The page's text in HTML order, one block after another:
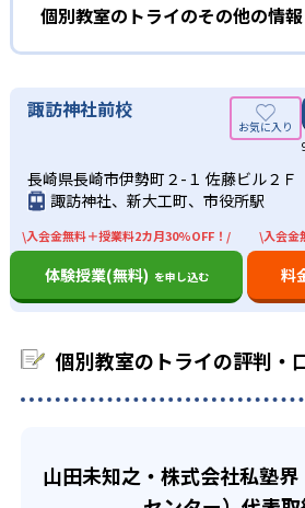
に定着させる学習法も行われている。
02
AI学習診断を基にした専用カ
的に学習
能にした、トライ式AI学習診断が受け
観的な弱点分析の結果を基に、プロの
ども専用の学習カリキュラムを作成
元の受験情報や学校事情にも精通し
最適な学習内容を提示してくれる。
専用カリキュラムによって現状と目
る。これによって、勉強目標達成まで
講師間の理解の認識の差を埋められ
魅力。1回の授業で本質的に理解でき
めることができる。
プロが立てた効率的カリキュラ
目標達成のために勉強する際には、目
画を立てることが重要。しかし勉強計
い子どもも多く、無理なスケジュー
折してしまったりしがちになる。
個別教室のトライでは、AI学力診断
科目を判定できる。それを基に指導
べきかをカリキュラムで可視化してく
しており、その中から子どもと相性
教育プランナーも、子どものメンタ
施している。受験情報の提供なども
向けてきめ細かいサポートを受けら
どんなデメリットが
デメリットについては特に見当たらな
個別教室のトライは、サイトでは各
していない。志望校への実績がある
の教室に問い合わせたい。
中学校の合格実績
麻布
灘中学校 - 桜蔭中学校
- 女子学
筑波大学付属中学校 -
慶應義塾普通部 - 早
西大和学園中学校 -
個別教室のトライのその他の情報
い。
諏訪神社前校
長崎県長崎市伊勢町２-１ 佐藤ビル２Ｆ
諏訪神社、新大工町、市役所駅
\入会金無料＋授業料2カ月30%OFF！/
体験授業(無料) を申し込む
\入会金
料
個別教室のトライの評判・
山田未知之・株式会社私塾